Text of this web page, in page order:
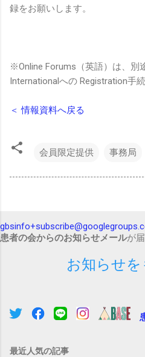
録をお願いします。
※Online Forums（英語）は、別
Internationalへの Registration手
＜ 情報資料へ戻る
会員限定提供 事務局
患者の会からのお知らせメールが
お知らせを
最近人気の記事